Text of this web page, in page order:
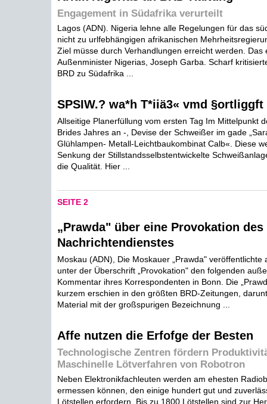
Engagement in Südafrika verurteilt
Lagos (ADN). Nigeria lehne alle Regelungen für das
nicht zu urlfebhängigen afrikanischen
Ziel müsse durch Verhandlungen erreicht werden. Das
Außenminister Nigerias, Joseph Garba. Scharf
BRD zu Südafrika ...
SPSIW.? wa*h T*iiä3« vmd §ortliggft
Allseitige Planerfüllung vom ersten Tag Im Mittelpunkt
Brides Jahres an -, Devise der Schweißer im gade
Glühlampen- Metall-Leichtbaukombinat Calb«. Diese
Senkung der Stillstandsselbstentwickelte
die Qualität. Hier ...
SEITE 2
„Prawda" über eine Provokation des
Nachrichtendienstes
Moskau (ADN), Die Moskauer „Prawda" veröffentlichte
unter der Überschrift „Provokation" den folgenden
Kommentar ihres Korrespondenten in Bonn. Die
kurzem erschien in den größten BRD-Zeitungen,
Material mit der großspurigen Bezeichnung ...
Affe nutzen die Erfofge der Besten
Technologische Zentren fördern
Maschinelle Lötverfahren von Robotron
Neben Elektronikfachleuten werden am ehesten
ermessen können, den einige hundert gut und
Lötstellen erfordern. Bis zu 1800 Lötstellen sind zur